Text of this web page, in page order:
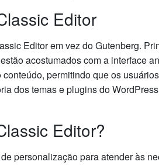
Editor
Editor em vez do Gutenberg.
acostumados com a interface
permitindo que os
dos temas e plugins do
Editor?
personalização para atender às